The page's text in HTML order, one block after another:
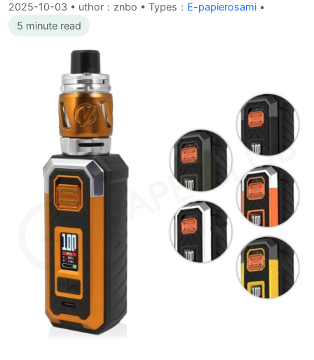
2025-10-03 • uthor：znbo • Types： E-papierosami •
5 minute read